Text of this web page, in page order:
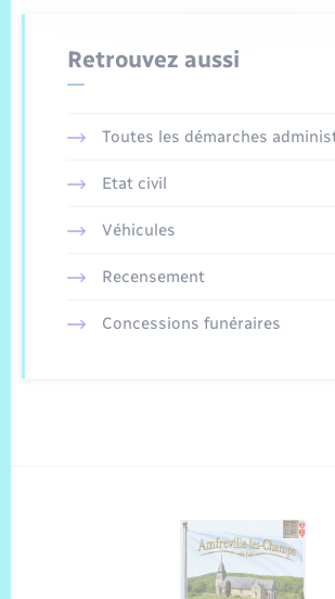
Retrouvez aussi
Toutes les démarches
Etat civil
Véhicules
Recensement
Concessions funéraires